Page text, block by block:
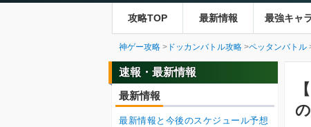
攻略TOP 最新情報 最強キャラ
神ゲー攻略 ドッカンバトル攻略 ペッタンバトル
速報・最新情報
最新情報
最新情報と今後のスケジュール予想